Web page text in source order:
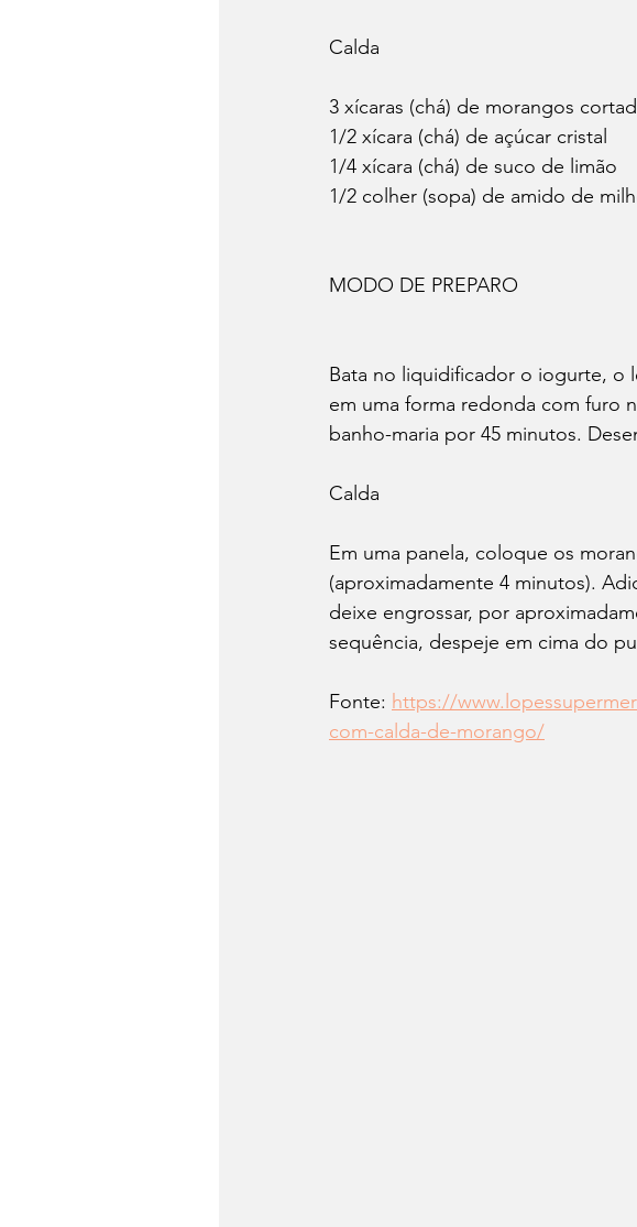
Calda
3 xícaras (chá) de morangos
1/2 xícara (chá) de açúcar cristal
1/4 xícara (chá) de suco de limão
1/2 colher (sopa) de amido de
MODO DE PREPARO
Bata no liquidificador o iogurte, o
em uma forma redonda com furo
banho-maria por 45 minutos.
Calda
Em uma panela, coloque os
(aproximadamente 4 minutos).
deixe engrossar, por
sequência, despeje em cima do
Fonte: https://
com-calda-de-morango/